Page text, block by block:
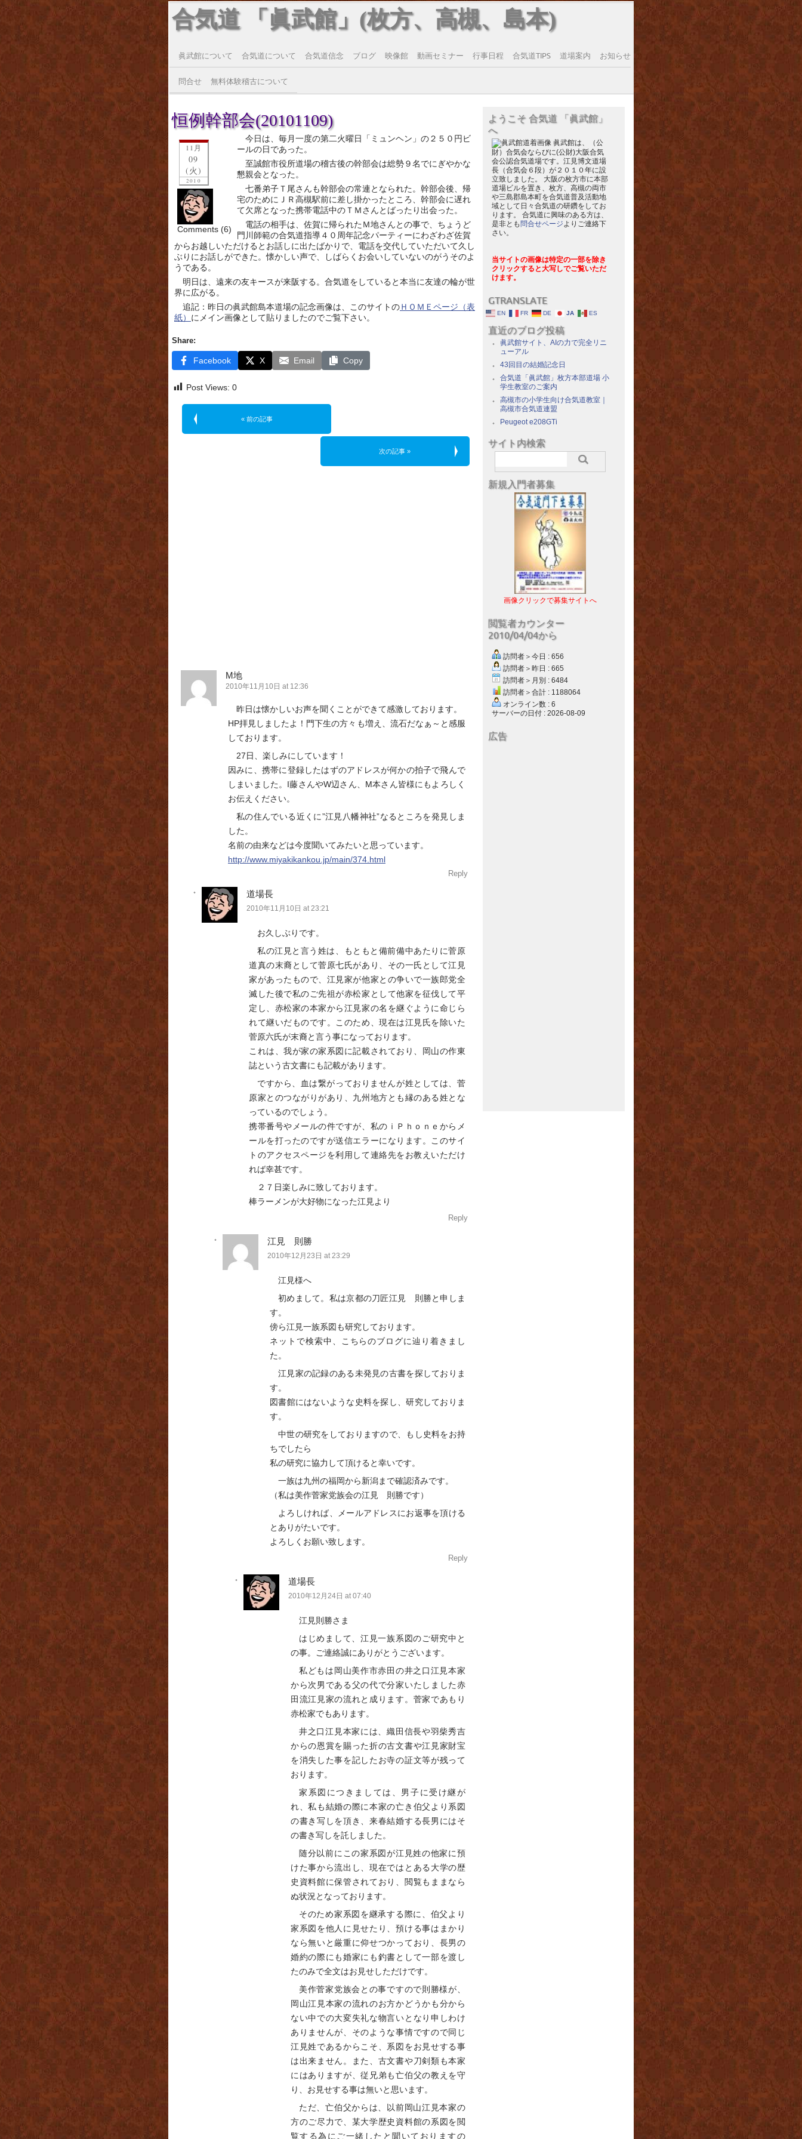
合気道 「眞武館」(枚方、高槻、島本)
眞武館について 合気道について 合気道信念 ブログ 映像館 動画セミナー 行事日程 合気道TIPS 道場案内 お知らせ
問合せ 無料体験稽古について
恒例幹部会(20101109)
11月
09
(火)
2010
Comments (6)
今日は、毎月一度の第二火曜日「ミュンヘン」の２５０円ビ
ールの日であった。
至誠館市役所道場の稽古後の幹部会は総勢９名でにぎやかな
懇親会となった。
七番弟子Ｔ尾さんも幹部会の常連となられた。幹部会後、帰
宅のためにＪＲ高槻駅前に差し掛かったところ、幹部会に遅れ
て欠席となった携帯電話中のＴＭさんとばったり出会った。
電話の相手は、佐賀に帰られたＭ地さんとの事で、ちょうど
門川師範の合気道指導４０周年記念パーティーにわざわざ佐賀
からお越しいただけるとお話しに出たばかりで、電話を交代していただいて久し
ぶりにお話しができた。懐かしい声で、しばらくお会いしていないのがうそのよ
うである。
明日は、遠来の友キースが来阪する。合気道をしていると本当に友達の輪が世
界に広がる。
追記：昨日の眞武館島本道場の記念画像は、このサイトのＨＯＭＥページ（表
紙） にメイン画像として貼りましたのでご覧下さい。
Share:
Facebook X Email Copy
Post Views: 0
« 前の記事
次の記事 »
M地
2010年11月10日 at 12:36
昨日は懐かしいお声を聞くことができて感激しております。
HP拝見しましたよ！門下生の方々も増え、流石だなぁ～と感服
しております。
27日、楽しみにしています！
因みに、携帯に登録したはずのアドレスが何かの拍子で飛んで
しまいました。I藤さんやW辺さん、M本さん皆様にもよろしく
お伝えください。
私の住んでいる近くに”江見八幡神社”なるところを発見しま
した。
名前の由来などは今度聞いてみたいと思っています。
http://www.miyakikankou.jp/main/374.html
Reply
道場長
2010年11月10日 at 23:21
お久しぶりです。
私の江見と言う姓は、もともと備前備中あたりに菅原
道真の末裔として菅原七氏があり、その一氏として江見
家があったもので、江見家が他家との争いで一族郎党全
滅した後で私のご先祖が赤松家として他家を征伐して平
定し、赤松家の本家から江見家の名を継ぐように命じら
れて継いだものです。このため、現在は江見氏を除いた
菅原六氏が末裔と言う事になっております。
これは、我が家の家系図に記載されており、岡山の作東
誌という古文書にも記載があります。
ですから、血は繋がっておりませんが姓としては、菅
原家とのつながりがあり、九州地方とも縁のある姓とな
っているのでしょう。
携帯番号やメールの件ですが、私のｉＰｈｏｎｅからメ
ールを打ったのですが送信エラーになります。このサイ
トのアクセスページを利用して連絡先をお教えいただけ
れば幸甚です。
２７日楽しみに致しております。
棒ラーメンが大好物になった江見より
Reply
江見 則勝
2010年12月23日 at 23:29
江見様へ
初めまして。私は京都の刀匠江見 則勝と申しま
す。
傍ら江見一族系図も研究しております。
ネットで検索中、こちらのブログに辿り着きまし
た。
江見家の記録のある未発見の古書を探しておりま
す。
図書館にはないような史料を探し、研究しておりま
す。
中世の研究をしておりますので、もし史料をお持
ちでしたら
私の研究に協力して頂けると幸いです。
一族は九州の福岡から新潟まで確認済みです。
（私は美作菅家党族会の江見 則勝です）
よろしければ、メールアドレスにお返事を頂ける
とありがたいです。
よろしくお願い致します。
Reply
道場長
2010年12月24日 at 07:40
江見則勝さま
はじめまして、江見一族系図のご研究中と
の事。ご連絡誠にありがとうございます。
私どもは岡山美作市赤田の井之口江見本家
から次男である父の代で分家いたしました赤
田流江見家の流れと成ります。菅家であもり
赤松家でもあります。
井之口江見本家には、織田信長や羽柴秀吉
からの恩賞を賜った折の古文書や江見家財宝
を消失した事を記したお寺の証文等が残って
おります。
家系図につきましては、男子に受け継が
れ、私も結婚の際に本家の亡き伯父より系図
の書き写しを頂き、来春結婚する長男にはそ
の書き写しを託しました。
随分以前にこの家系図が江見姓の他家に預
けた事から流出し、現在ではとある大学の歴
史資料館に保管されており、閲覧もままなら
ぬ状況となっております。
そのため家系図を継承する際に、伯父より
家系図を他人に見せたり、預ける事はまかり
なら無いと厳重に仰せつかっており、長男の
婚約の際にも婚家にも釣書として一部を渡し
たのみで全文はお見せしただけです。
美作菅家党族会との事ですので則勝様が、
岡山江見本家の流れのお方かどうかも分から
ない中での大変失礼な物言いとなり申しわけ
ありませんが、そのような事情ですので同じ
江見姓であるからこそ、系図をお見せする事
は出来ません。また、古文書や刀剣類も本家
にはありますが、従兄弟も亡伯父の教えを守
り、お見せする事は無いと思います。
ただ、亡伯父からは、以前岡山江見本家の
方のご尽力で、某大学歴史資料館の系図を閲
覧する為にご一緒したと聞いておりますの
ようこそ 合気道 「眞武館」
へ
眞武館は、（公
財）合気会ならびに(公財)大阪合気
会公認合気道場です。江見博文道場
長（合気会６段）が２０１０年に設
立致しました。 大阪の枚方市に本部
道場ビルを置き、枚方、高槻の両市
や三島郡島本町を合気道普及活動地
域として日々合気道の研鑽をしてお
ります。 合気道に興味のある方は、
是非とも 問合せページよりご連絡下
さい。
当サイトの画像は特定の一部を除き
クリックすると大写しでご覧いただ
けます。
GTRANSLATE
EN FR DE JA ES
直近のブログ投稿
眞武館サイト、AIの力で完全リニ
ューアル
43回目の結婚記念日
合気道「眞武館」枚方本部道場 小
学生教室のご案内
高槻市の小学生向け合気道教室｜
高槻市合気道連盟
Peugeot e208GTi
サイト内検索
新規入門者募集
画像クリックで募集サイトへ
閲覧者カウンター
2010/04/04から
訪問者＞今日 : 656
訪問者＞昨日 : 665
訪問者＞月別 : 6484
訪問者＞合計 : 1188064
オンライン数 : 6
サーバーの日付 : 2026-08-09
広告